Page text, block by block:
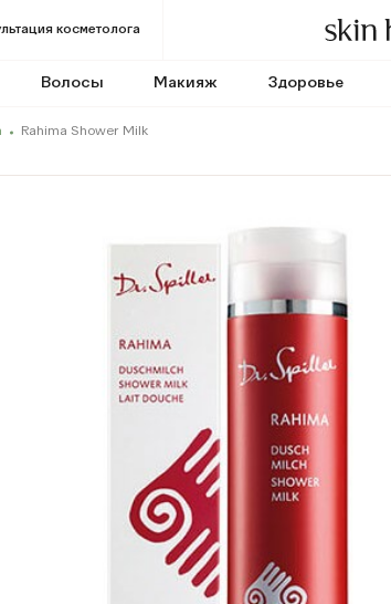
косметолога
Волосы Макияж Здоровье
Rahima Shower Milk